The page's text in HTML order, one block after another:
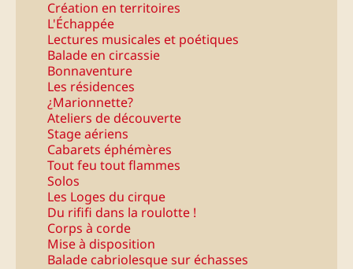
Création en territoires
L'Échappée
Lectures musicales et poétiques
Balade en circassie
Bonnaventure
Les résidences
¿Marionnette?
Ateliers de découverte
Stage aériens
Cabarets éphémères
Tout feu tout flammes
Solos
Les Loges du cirque
Du rififi dans la roulotte !
Corps à corde
Mise à disposition
Balade cabriolesque sur échasses